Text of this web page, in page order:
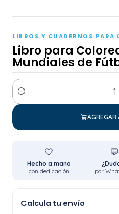
LIBROS Y CUADERNOS PARA
Libro para
Mundiales de
Cantidad
AGREGAR
🤍
Hecho a mano
con dedicación
💬
por
Calcula tu envío